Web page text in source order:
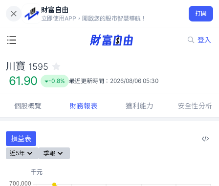
財富自由
立即使用APP，開啟您的股市智慧導航！
打開
登入
61.90
-0.8%
川寶 1595
61.90 -0.8% 最近更新時間： 2026/08/06 05:30
個股概覽 財務報表 獲利能力 安全性分析
損益表
近5年 季報